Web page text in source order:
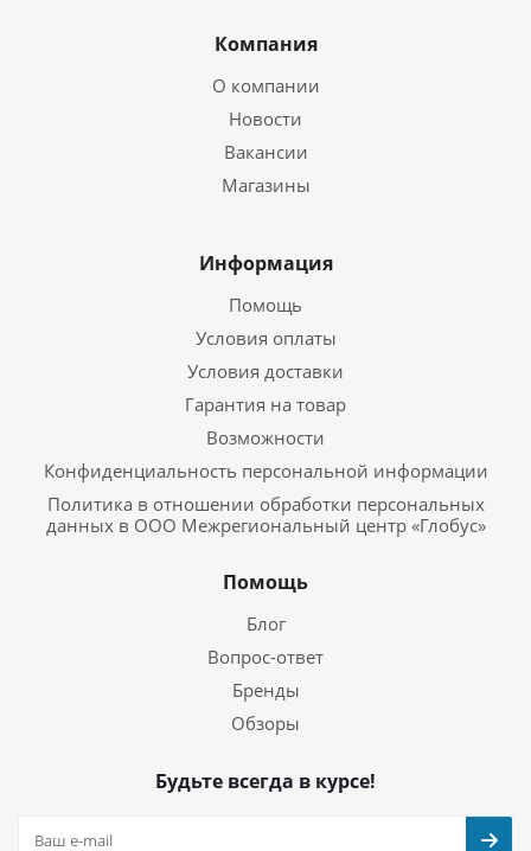
Компания
О компании
Новости
Вакансии
Магазины
Информация
Помощь
Условия оплаты
Условия доставки
Гарантия на товар
Возможности
Конфиденциальность персональной информации
Политика в отношении обработки персональных
данных в ООО Межрегиональный центр «Глобус»
Помощь
Блог
Вопрос-ответ
Бренды
Обзоры
Будьте всегда в курсе!